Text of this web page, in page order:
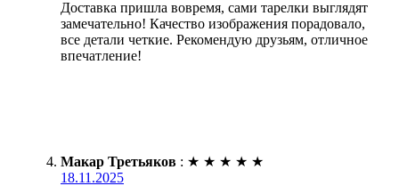
Доставка пришла вовремя, сами тарелки выглядят
замечательно! Качество изображения порадовало,
все детали четкие. Рекомендую друзьям, отличное
впечатление!
Макар Третьяков : ★ ★ ★ ★ ★
18.11.2025